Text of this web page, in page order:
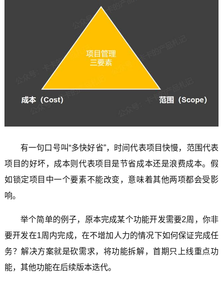
有一句口号叫“多快好省”，时间代表项目快慢，范围代表
项目的好坏，成本则代表项目是节省成本还是浪费成本。假
如锁定项目中一个要素不能改变，意味着其他两项都会受影
响。
举个简单的例子，原本完成某个功能开发需要2周，你非
要开发在1周内完成，在不增加人力的情况下如何保证完成任
务？解决方案就是砍需求，将功能拆解，首期只上线重点功
能，其他功能在后续版本迭代。